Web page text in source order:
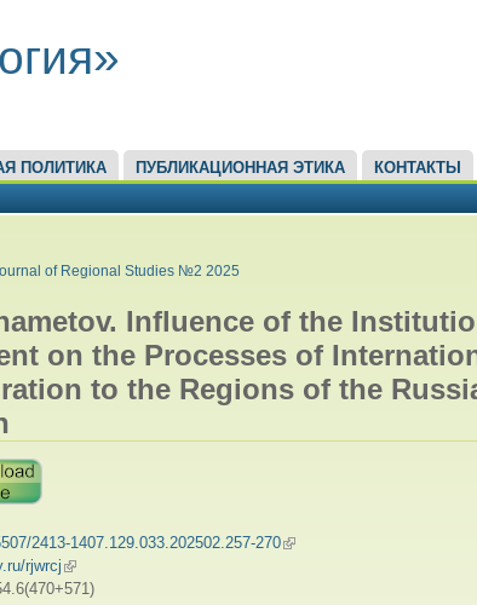
ПОЛИТИКА ПУБЛИКАЦИОННАЯ ЭТИКА КОНТАКТЫ
of Regional Studies №2 2025
Influence of the
on the Processes of
to the Regions of the
2413-1407.129.033.202502.257-270(внешняя ссылка)
rjwrcj(внешняя ссылка)